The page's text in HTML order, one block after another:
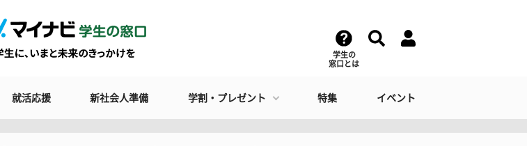
学生の
窓口とは
就活応援 新社会人準備 学割・プレゼント 特集 イベント